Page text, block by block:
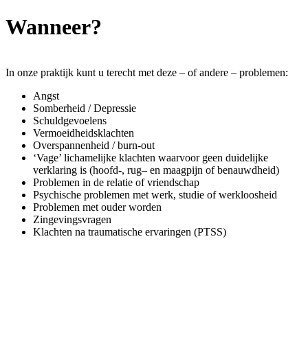
Wanneer?
In onze praktijk kunt u terecht met deze – of andere – problemen:
Angst
Somberheid / Depressie
Schuldgevoelens
Vermoeidheidsklachten
Overspannenheid / burn-out
‘Vage’ lichamelijke klachten waarvoor geen duidelijke
verklaring is (hoofd-, rug– en maagpijn of benauwdheid)
Problemen in de relatie of vriendschap
Psychische problemen met werk, studie of werkloosheid
Problemen met ouder worden
Zingevingsvragen
Klachten na traumatische ervaringen (PTSS)